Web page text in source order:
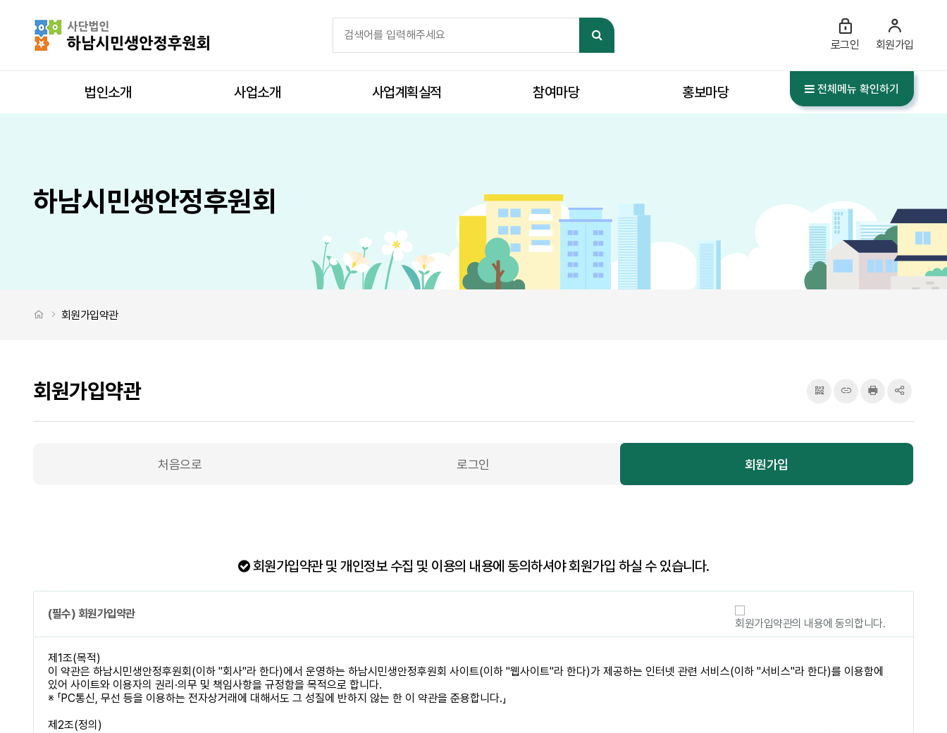
검색
로그인 회원가입
법인소개 사업소개 사업계획실적 참여마당 홍보마당 전체메뉴 확인하기
하남시민생안정후원회
처음으로
회원가입약관
회원가입약관 QRcode주소복사프린터공유
처음으로 로그인 회원가입
회원가입약관 및 개인정보 수집 및 이용의 내용에 동의하셔야 회원가입 하실 수 있습니다.
(필수) 회원가입약관
회원가입약관의 내용에 동의합니다.